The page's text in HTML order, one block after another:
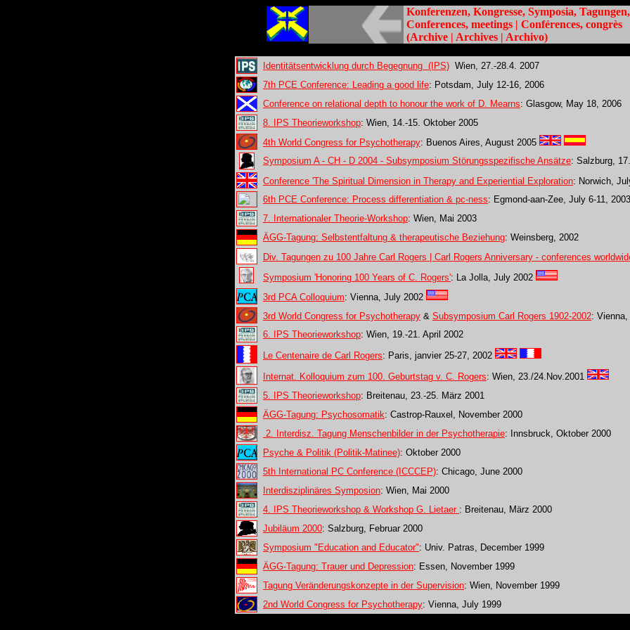
Konferenzen, Kongresse, Symposia,
Conferences, meetings | Conférences, congrès
(Archive | Archives | Archivo)
Identitätsentwicklung durch Begegnung (IPS) Wien, 27.-28.4. 2007
7th PCE Conference: Leading a good life: Potsdam, July 12-16, 2006
Conference on relational depth to honour the work of D. Mearns: Glasgow, May 18, 2006
8. IPS Theorieworkshop: Wien, 14.-15. Oktober 2005
4th World Congress for Psychotherapy: Buenos Aires, August 2005
Symposium A - CH - D 2004 - Subsymposium Störungsspezifische Ansätze: Salzburg,
Conference 'The Spiritual Dimension in Therapy and Experiential Exploration: Norwich,
6th PCE Conference: Process differentiation & pc-ness: Egmond-aan-Zee, July 6-11, 2003
7. Internationaler Theorie-Workshop: Wien, Mai 2003
ÄGG-Tagung: Selbstentfaltung & therapeutische Beziehung: Weinsberg, 2002
Div. Tagungen zu 100 Jahre Carl Rogers | Carl Rogers Anniversary - conferences
Symposium 'Honoring 100 Years of C. Rogers': La Jolla, July 2002
3rd PCA Colloquium: Vienna, July 2002
3rd World Congress for Psychotherapy & Subsymposium Carl Rogers 1902-2002:
6. IPS Theorieworkshop: Wien, 19.-21. April 2002
Le Centenaire de Carl Rogers: Paris, janvier 25-27, 2002
Internat. Kolloquium zum 100. Geburtstag v. C. Rogers: Wien, 23./24.Nov.2001
5. IPS Theorieworkshop: Breitenau, 23.-25. März 2001
ÄGG-Tagung: Psychosomatik: Castrop-Rauxel, November 2000
2. Interdisz. Tagung Menschenbilder in der Psychotherapie: Innsbruck, Oktober 2000
Psyche & Politik (Politik-Matinee): Oktober 2000
5th International PC Conference (ICCCEP): Chicago, June 2000
Interdisziplinäres Symposion: Wien, Mai 2000
4. IPS Theorieworkshop & Workshop G. Lietaer : Breitenau, März 2000
Jubiläum 2000: Salzburg, Februar 2000
Symposium "Education and Educator": Univ. Patras, December 1999
ÄGG-Tagung: Trauer und Depression: Essen, November 1999
Tagung Veränderungskonzepte in der Supervision: Wien, November 1999
2nd World Congress for Psychotherapy: Vienna, July 1999